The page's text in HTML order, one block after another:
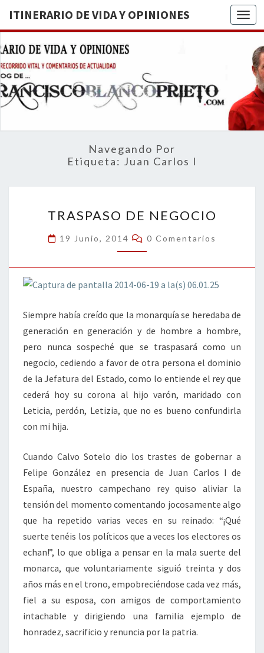
ITINERARIO DE VIDA Y OPINIONES
DE
BREVE
RECORRIDO
VITAL Y
ACTUALIDAD
Navegando Por
Etiqueta: Juan Carlos I
DE
NEGOCIO
TRASPASO DE NEGOCIO
19 Junio, 2014 Comentarios
0 Comentarios
Siempre había creído que la monarquía se heredaba de
generación en generación y de hombre a hombre,
pero nunca sospeché que se traspasará como un
negocio, cediendo a favor de otra persona el dominio
de la Jefatura del Estado, como lo entiende el rey que
cederá hoy su corona al hijo varón, maridado con
Leticia, perdón, Letizia, que no es bueno confundirla
con mi hija.
Cuando Calvo Sotelo dio los trastes de gobernar a
Felipe González en presencia de Juan Carlos I de
España, nuestro campechano rey quiso aliviar la
tensión del momento comentando jocosamente algo
que ha repetido varias veces en su reinado: “¡Qué
suerte tenéis los políticos que a veces los electores os
echan!”, lo que obliga a pensar en la mala suerte del
monarca, que voluntariamente siguió treinta y dos
años más en el trono, empobreciéndose cada vez más,
fiel a su esposa, con amigos de comportamiento
intachable y dirigiendo una familia ejemplo de
honradez, sacrificio y renuncia por la patria.